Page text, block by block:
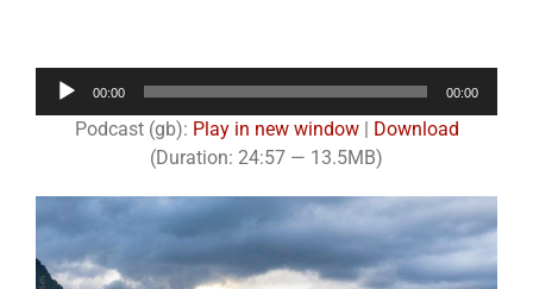
Audio-
00:00 00:00
Podcast (gb): Play in new window|
Download
(Duration: 24:57 — 13.5MB)